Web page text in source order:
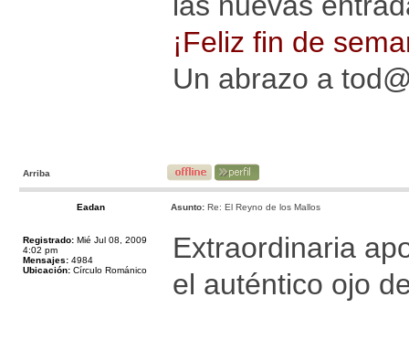
¡Feliz fin de
Un abrazo a
Arriba
Eadan Asunto: Re: El Reyno de los Mallos
Registrado: Mié Jul 08, 2009
4:02 pm
Mensajes: 4984
Ubicación: Círculo Románico
Extraordinaria
el auténtico ojo